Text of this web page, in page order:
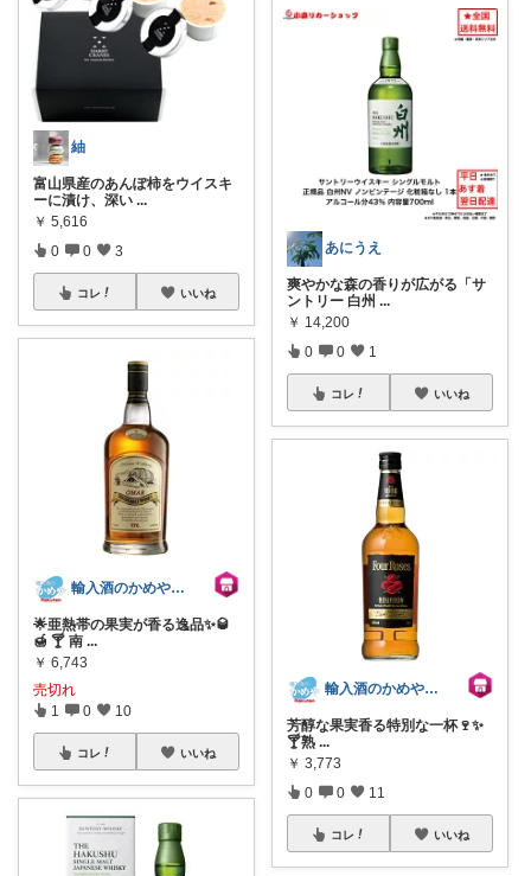
紬
富山県産のあんぽ柿をウイスキ
ーに漬け、深い ...
￥ 5,616
0 0 3
コレ いいね
輸入酒のかめや楽天市場店
🌟亜熱帯の果実が香る逸品✨🥃
🍯 🍸️ 南 ...
￥ 6,743
売切れ
1 0 10
コレ いいね
あにうえ
爽やかな森の香りが広がる「サ
ントリー 白州 ...
￥ 14,200
0 0 1
コレ いいね
輸入酒のかめや楽天市場店
芳醇な果実香る特別な一杯🍷✨
🍸️熟 ...
￥ 3,773
0 0 11
コレ いいね